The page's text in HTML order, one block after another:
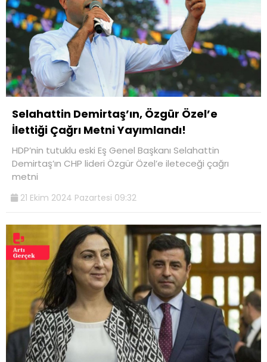
Selahattin Demirtaş’ın, Özgür Özel’e
İlettiği Çağrı Metni Yayımlandı!
HDP’nin tutuklu eski Eş Genel Başkanı Selahattin
Demirtaş’ın CHP lideri Özgür Özel’e ileteceği çağrı
metni
21 Ekim 2024 Pazartesi 09:32